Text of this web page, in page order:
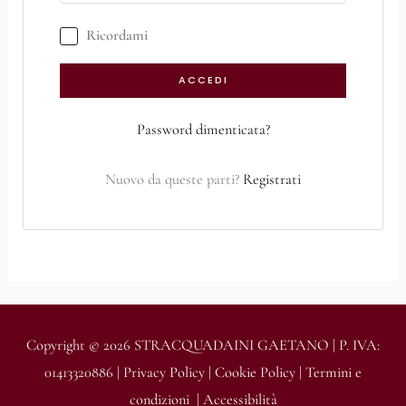
Ricordami
ACCEDI
Password dimenticata?
Nuovo da queste parti? Registrati
Copyright © 2026 STRACQUADAINI GAETANO | P. IVA:
01413320886 | Privacy Policy | Cookie Policy | Termini e
condizioni| Accessibilità